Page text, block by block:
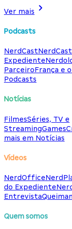
Ver mais
Podcasts
NerdCastNerdCast
Expediente
ParceiroFrança e
Podcasts
Notícias
FilmesSéries, TV e
StreamingGames
mais em Notícias
Vídeos
NerdOffice
do Expediente
Entrevista
Quem somos